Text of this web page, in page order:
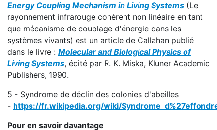
Energy Coupling Mechanism in Living Systems (Le
rayonnement infrarouge cohérent non linéaire en tant
que mécanisme de couplage d'énergie dans les
systèmes vivants) est un article de Callahan publié
dans le livre : Molecular and Biological Physics of
Living Systems, édité par R. K. Miska, Kluner Academic
Publishers, 1990.
5 - Syndrome de déclin des colonies d'abeilles
- https://fr.wikipedia.org/wiki/
Pour en savoir davantage